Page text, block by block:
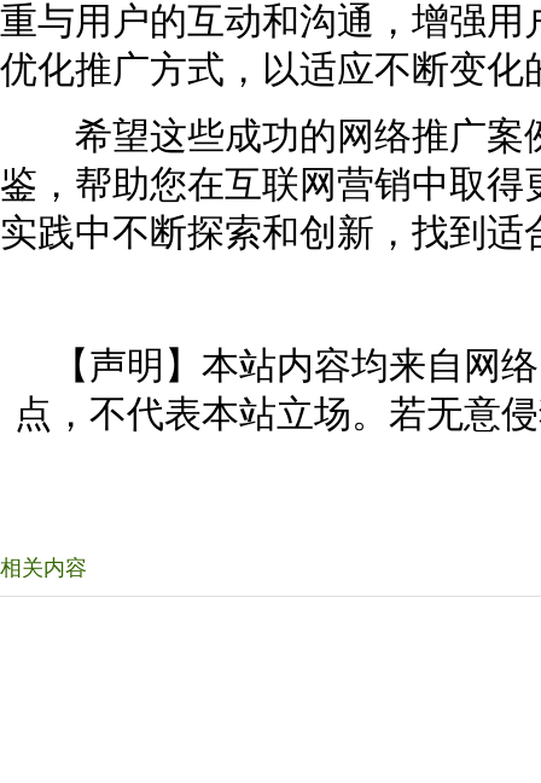
重与用户的互动和沟通，增强
优化推广方式，以适应不断变
希望这些成功的网络推广案
鉴，帮助您在互联网营销中取
实践中不断探索和创新，找到
【声明】本站内容均来自网
点，不代表本站立场。若无意
相关内容